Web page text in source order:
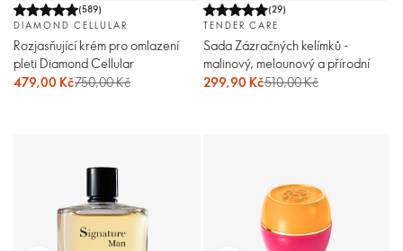
(589)
DIAMOND CELLULAR
Rozjasňující krém pro omlazení
pleti Diamond Cellular
479,00 Kč750,00 Kč
(29)
TENDER CARE
Sada Zázračných kelímků -
malinový, melounový a přírodní
299,90 Kč510,00 Kč